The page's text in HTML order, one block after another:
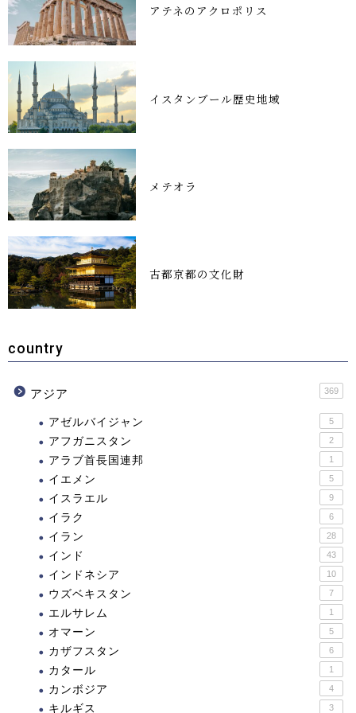
アテネのアクロポリス
イスタンブール歴史地域
メテオラ
古都京都の文化財
country
アジア 369
アゼルバイジャン 5
アフガニスタン 2
アラブ首長国連邦 1
イエメン 5
イスラエル 9
イラク 6
イラン 28
インド 43
インドネシア 10
ウズベキスタン 7
エルサレム 1
オマーン 5
カザフスタン 6
カタール 1
カンボジア 4
キルギス 3